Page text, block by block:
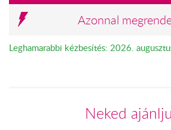
Azonnal
Leghamarabbi kézbesítés: 2026.
Neked